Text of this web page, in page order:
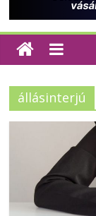
állásinterjú